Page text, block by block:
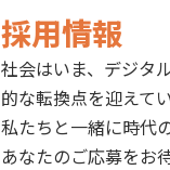
採用情報
社会はいま、デジタ
的な転換点を迎えてい
私たちと一緒に時代
あなたのご応募をお